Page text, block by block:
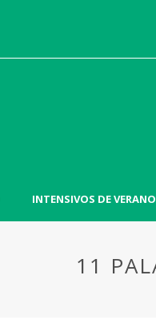
INTENSIVOS DE VERANO
11